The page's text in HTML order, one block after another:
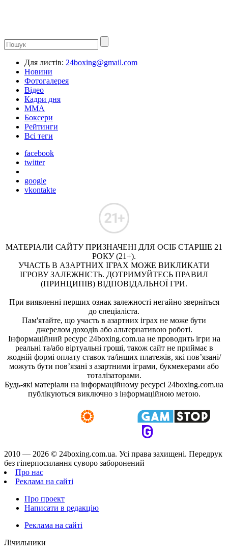
Для листів: 24boxing@gmail.com
Новини
Фотогалерея
Відео
Кадри дня
ММА
Боксери
Рейтинги
Всі теги
facebook
twitter
google
vkontakte
МАТЕРІАЛИ САЙТУ ПРИЗНАЧЕНІ ДЛЯ ОСІБ СТАРШЕ 21
РОКУ (21+).
УЧАСТЬ В АЗАРТНИХ ІГРАХ МОЖЕ ВИКЛИКАТИ
ІГРОВУ ЗАЛЕЖНІСТЬ. ДОТРИМУЙТЕСЬ ПРАВИЛ
(ПРИНЦИПІВ) ВІДПОВІДАЛЬНОЇ ГРИ.
При виявленні перших ознак залежності негайно зверніться
до спеціаліста.
Пам'ятайте, що участь в азартних іграх не може бути
джерелом доходів або альтернативою роботі.
Інформаційний ресурс 24boxing.com.ua не проводить ігри на
реальні та/або віртуальні гроші, також сайт не приймає в
жодній формі оплату ставок та/інших платежів, які пов’язані/
можуть бути пов’язані з азартними іграми, букмекерами або
тоталізаторами.
Будь-які матеріали на інформаційному ресурсі 24boxing.com.ua
публікуються виключно з інформаційною метою.
2010 — 2026 © 24boxing.com.ua. Усi права захищенi. Передрук
без гіперпосилання суворо заборонений
Про нас
Реклама на сайті
Про проект
Написати в редакцію
Реклама на сайті
Лічильники